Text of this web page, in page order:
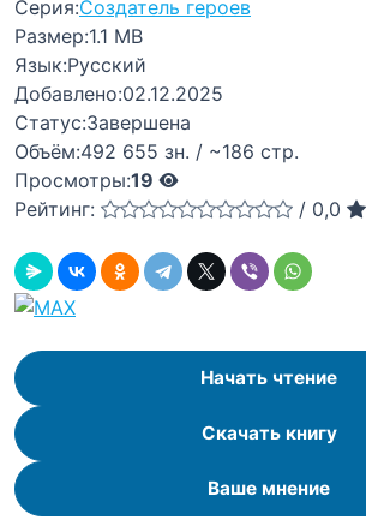
Серия:Создатель героев
Размер:1.1 MB
Язык:Русский
Добавлено:02.12.2025
Статус:Завершена
Объём:492 655 зн. / ~186 стр.
Просмотры:19
Рейтинг:
/ 0,0
Начать чтение
Скачать книгу
Ваше мнение